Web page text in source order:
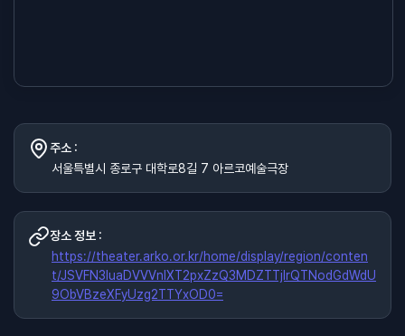
주소 :
서울특별시 종로구 대학로8길 7 아르코예술극장
장소 정보 :
https://theater.arko.or.kr/home/display/region/conten
t/JSVFN3luaDVVVnlXT2pxZzQ3MDZTTjIrQTNodGdWdU
9ObVBzeXFyUzg2TTYxOD0=